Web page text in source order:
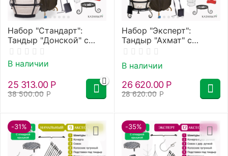
Набор "Стандарт":
Тандыр "Донской" с
термометром, с
откидной крышкой" +
аксессуары
В наличии
38 500.00 Р
25 313.00 Р
Набор "Эксперт":
Тандыр "Ахмат" с
термометром, с
аксессуары
В наличии
28 620.00 Р
26 620.00 Р
-31% -35%